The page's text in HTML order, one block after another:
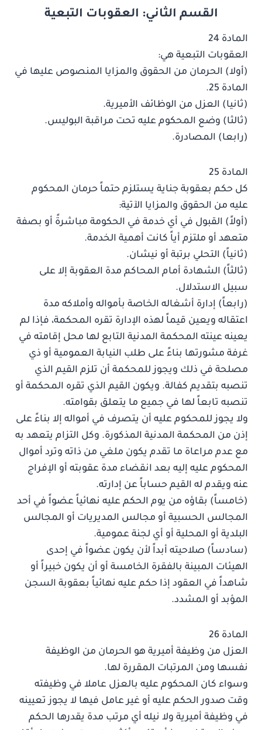
القسم الثاني: العقوبات التبعية
المادة 24
العقوبات التبعية هي:
(أولا) الحرمان من الحقوق والمزايا المنصوص عليها في
المادة 25.
(ثانيا) العزل من الوظائف الأميرية.
(ثالثا) وضع المحكوم عليه تحت مراقبة البوليس.
(رابعا) المصادرة.
المادة 25
كل حكم بعقوبة جناية يستلزم حتماً حرمان المحكوم
عليه من الحقوق والمزايا الآتية:
(أولاً) القبول في أي خدمة في الحكومة مباشرةً أو بصفة
متعهد أو ملتزم أياً كانت أهمية الخدمة.
(ثانياً) التحلي برتبة أو نيشان.
(ثالثاً) الشهادة أمام المحاكم مدة العقوبة إلا على
سبيل الاستدلال.
(رابعاً) إدارة أشغاله الخاصة بأمواله وأملاكه مدة
اعتقاله ويعين قيماً لهذه الإدارة تقره المحكمة، فإذا لم
يعينه عينته المحكمة المدنية التابع لها محل إقامته في
غرفة مشورتها بناءً على طلب النيابة العمومية أو ذي
مصلحة في ذلك ويجوز للمحكمة أن تلزم القيم الذي
تنصبه بتقديم كفالة. ويكون القيم الذي تقره المحكمة أو
تنصبه تابعاً لها في جميع ما يتعلق بقوامته.
ولا يجوز للمحكوم عليه أن يتصرف في أمواله إلا بناءً على
إذن من المحكمة المدنية المذكورة. وكل التزام يتعهد به
مع عدم مراعاة ما تقدم يكون ملغي من ذاته وترد أموال
المحكوم عليه إليه بعد انقضاء مدة عقوبته أو الإفراج
عنه ويقدم له القيم حساباً عن إدارته.
(خامساً) بقاؤه من يوم الحكم عليه نهائياً عضواً في أحد
المجالس الحسبية أو مجالس المديريات أو المجالس
البلدية أو المحلية أو أي لجنة عمومية.
(سادساً) صلاحيته أبداً لأن يكون عضواً في إحدى
الهيئات المبينة بالفقرة الخامسة أو أن يكون خبيراً أو
شاهداً في العقود إذا حكم عليه نهائياً بعقوبة السجن
المؤبد أو المشدد.
المادة 26
العزل من وظيفة أميرية هو الحرمان من الوظيفة
نفسها ومن المرتبات المقررة لها.
وسواء كان المحكوم عليه بالعزل عاملا في وظيفته
وقت صدور الحكم عليه أو غير عامل فيها لا يجوز تعيينه
في وظيفة أميرية ولا نيله أي مرتب مدة يقدرها الحكم